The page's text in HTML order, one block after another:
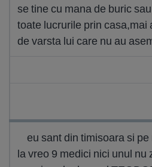
se tine cu mana de buric
toate lucrurile prin casa,mai
de varsta lui care nu au
eu sant din timisoara si
la vreo 9 medici nici unul nu